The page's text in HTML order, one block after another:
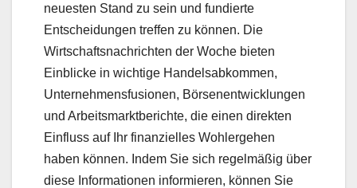
neuesten Stand zu sein und fundierte
Entscheidungen treffen zu können. Die
Wirtschaftsnachrichten der Woche bieten
Einblicke in wichtige Handelsabkommen,
Unternehmensfusionen, Börsenentwicklungen
und Arbeitsmarktberichte, die einen direkten
Einfluss auf Ihr finanzielles Wohlergehen
haben können. Indem Sie sich regelmäßig über
diese Informationen informieren, können Sie